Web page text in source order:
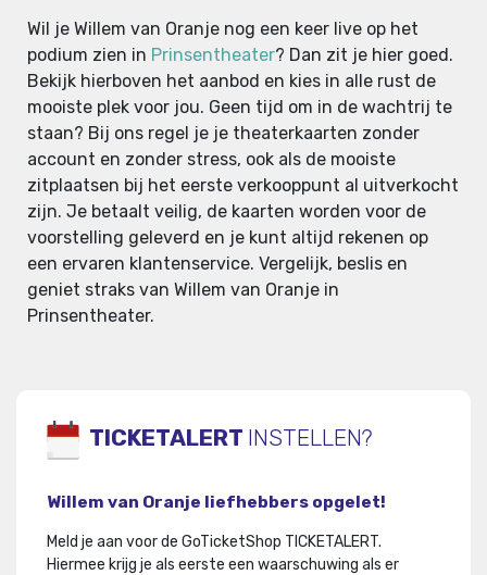
Wil je Willem van Oranje nog een keer live op het
podium zien in Prinsentheater? Dan zit je hier goed.
Bekijk hierboven het aanbod en kies in alle rust de
mooiste plek voor jou. Geen tijd om in de wachtrij te
staan? Bij ons regel je je theaterkaarten zonder
account en zonder stress, ook als de mooiste
zitplaatsen bij het eerste verkooppunt al uitverkocht
zijn. Je betaalt veilig, de kaarten worden voor de
voorstelling geleverd en je kunt altijd rekenen op
een ervaren klantenservice. Vergelijk, beslis en
geniet straks van Willem van Oranje in
Prinsentheater.
TICKETALERT INSTELLEN?
Willem van Oranje liefhebbers opgelet!
Meld je aan voor de GoTicketShop TICKETALERT.
Hiermee krijg je als eerste een waarschuwing als er